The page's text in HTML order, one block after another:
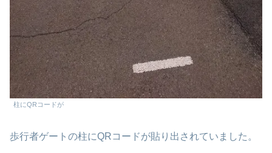
柱にQRコードが
歩行者ゲートの柱にQRコードが貼り出されていました。